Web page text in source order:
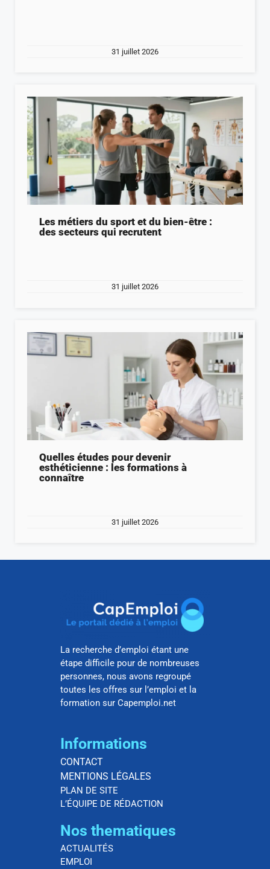
31 juillet 2026
Les métiers du sport et du bien-être :
des secteurs qui recrutent
31 juillet 2026
Quelles études pour devenir
esthéticienne : les formations à
connaître
31 juillet 2026
La recherche d’emploi étant une
étape difficile pour de nombreuses
personnes, nous avons regroupé
toutes les offres sur l’emploi et la
formation sur Capemploi.net
Informations
CONTACT
MENTIONS LÉGALES
PLAN DE SITE
L’ÉQUIPE DE RÉDACTION
Nos thematiques
ACTUALITÉS
EMPLOI